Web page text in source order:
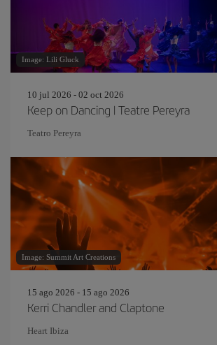
Image: Lili Gluck
10 jul 2026 - 02 oct 2026
Keep on Dancing | Teatre Pereyra
Teatro Pereyra
Image: Summit Art Creations
15 ago 2026 - 15 ago 2026
Kerri Chandler and Claptone
Heart Ibiza